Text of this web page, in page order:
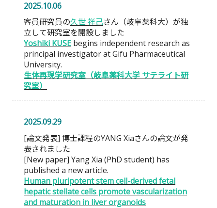
2025.10.06
客員研究員の久世 祥己さん（岐阜薬科大）が独
立して研究室を開設しました
Yoshiki KUSE begins independent research as
principal investigator at Gifu Pharmaceutical
University.
生体再現学研究室（岐阜薬科大学 サテライト研
究室）
2025.09.29
[論文発表] 博士課程のYANG Xiaさんの論文が発
表されました
[New paper] Yang Xia (PhD student) has
published a new article.
Human pluripotent stem cell-derived fetal
hepatic stellate cells promote vascularization
and maturation in liver organoids